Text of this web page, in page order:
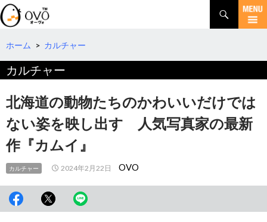
検
索
コ
テ
ツ
へ
動
ホーム > カルチャー
カルチャー
北海道の動物たちのかわいいだけでは
ない姿を映し出す 人気写真家の最新
作『カムイ』
カルチャー 2024年2月22日 OVO